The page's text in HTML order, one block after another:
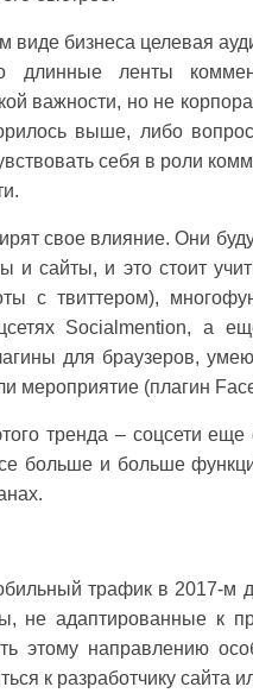
виде бизнеса целевая
длинные ленты
важности, но не
выше, либо
себя в роли
свое влияние. Они
и сайты, и это стоит
с твиттером),
Socialmention, а
для браузеров,
мероприятие (плагин
тренда – соцсети
больше и больше
трафик в 2017-м
не адаптированные к
этому направлению
к разработчику сайта